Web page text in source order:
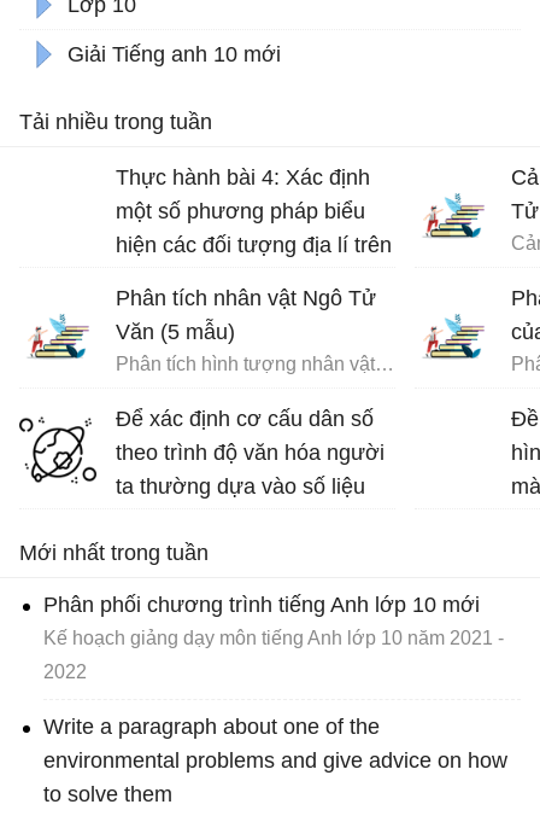
Lớp 10
Giải Tiếng anh 10 mới
Tải nhiều trong tuần
Thực hành bài 4: Xác định
một số phương pháp biểu
hiện các đối tượng địa lí trên
Phân tích nhân vật Ngô Tử
Văn (5 mẫu)
Phân tích hình tượng nhân vật Ngô Tử Văn
Để xác định cơ cấu dân số
theo trình độ văn hóa người
ta thường dựa vào số liệu
Ôn tập Địa 10
Đề
Mới nhất trong tuần
Phân phối chương trình tiếng Anh lớp 10 mới
Kế hoạch giảng dạy môn tiếng Anh lớp 10 năm 2021 -
2022
Write a paragraph about one of the
environmental problems and give advice on how
to solve them